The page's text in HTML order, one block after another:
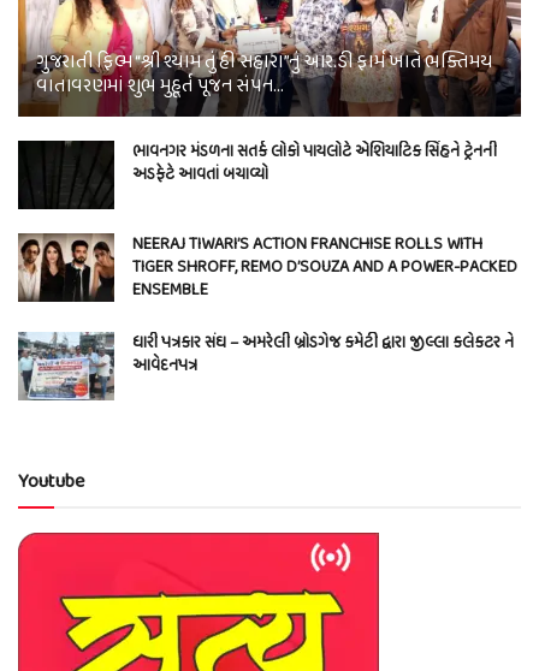
ગુજરાતી ફિલ્મ “શ્રી શ્યામ તું હી સહારા”નું આર.ડી ફાર્મ ખાતે ભક્તિમય
વાતાવરણમાં શુભ મુહૂર્ત પૂજન સંપન…
ભાવનગર મંડળના સતર્ક લોકો પાયલોટે એશિયાટિક સિંહને ટ્રેનની
અડફેટે આવતાં બચાવ્યો
NEERAJ TIWARI’S ACTION FRANCHISE ROLLS WITH
TIGER SHROFF, REMO D’SOUZA AND A POWER-PACKED
ENSEMBLE
ધારી પત્રકાર સંઘ – અમરેલી બ્રોડગેજ કમેટી દ્વારા જીલ્લા કલેકટર ને
આવેદનપત્ર
Youtube